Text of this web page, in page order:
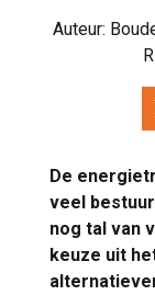
Auteur:
De
veel
nog tal van
keuze uit